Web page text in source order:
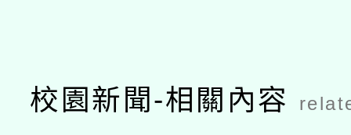
校園新聞-相關內容